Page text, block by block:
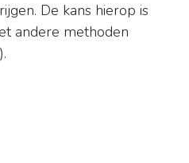
De kans hierop is
andere methoden